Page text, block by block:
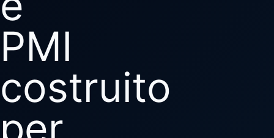
PMI
costruito
per